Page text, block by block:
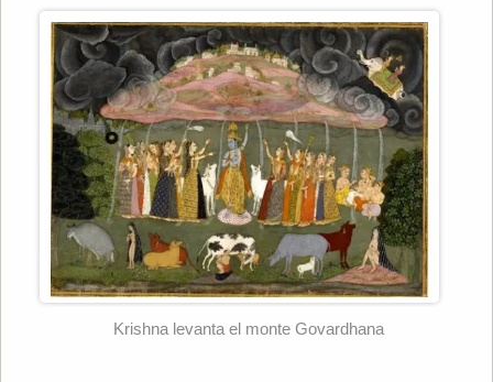
Krishna levanta el monte Govardhana